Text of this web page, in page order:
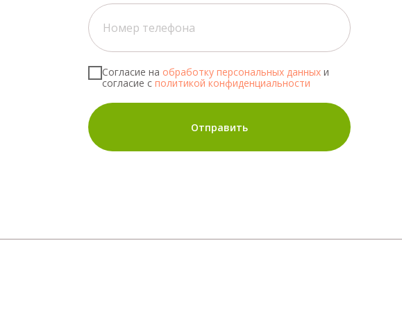
Согласие на обработку персональных данных и
согласие с политикой конфиденциальности
Отправить